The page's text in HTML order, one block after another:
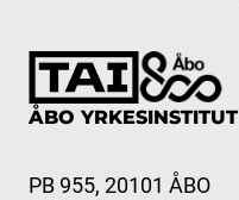
ÅBO YRKESINSTITUT
PB 955, 20101 ÅBO